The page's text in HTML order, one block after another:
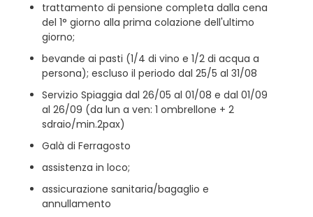
trattamento di pensione completa dalla cena
del 1° giorno alla prima colazione dell'ultimo
giorno;
bevande ai pasti (1/4 di vino e 1/2 di acqua a
persona); escluso il periodo dal 25/5 al 31/08
Servizio Spiaggia dal 26/05 al 01/08 e dal 01/09
al 26/09 (da lun a ven: 1 ombrellone + 2
sdraio/min.2pax)
Galà di Ferragosto
assistenza in loco;
assicurazione sanitaria/bagaglio e
annullamento